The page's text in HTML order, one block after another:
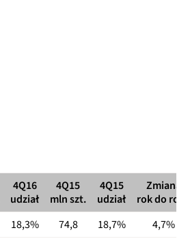
4Q16
udział
4Q15
mln szt.
4Q15
udział
Zmiana
rok do roku
18,3% 74,8 18,7%
4,7%